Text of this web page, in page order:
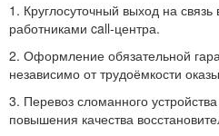
1. Круглосуточный выход на
работниками call-центра.
2. Оформление обязательной
независимо от трудоёмкости
3. Перевоз сломанного
повышения качества